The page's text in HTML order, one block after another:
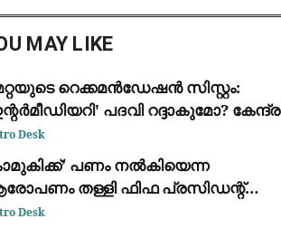
MAY LIKE
റെക്കമൻഡേഷൻ സിസ്റ്റം:
പദവി റദ്ദാകുമോ? കേന്ദ്ര
പരിശോധനയിൽ
Desk
പണം നൽകിയെന്ന
തള്ളി ഫിഫ പ്രസിഡന്റ്
ഇൻഫാന്റിനോ; തെറ്റായ
Desk